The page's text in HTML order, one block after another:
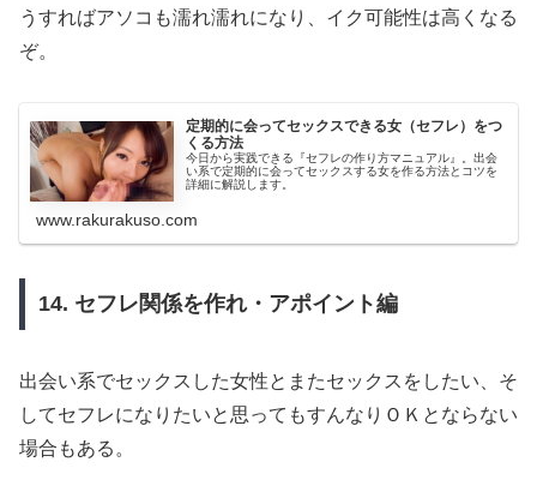
うすればアソコも濡れ濡れになり、イク可能性は高くなる
ぞ。
定期的に会ってセックスできる女（セフレ）をつ
くる方法
今日から実践できる『セフレの作り方マニュアル』。出会
い系で定期的に会ってセックスする女を作る方法とコツを
詳細に解説します。
www.rakurakuso.com
14. セフレ関係を作れ・アポイント編
出会い系でセックスした女性とまたセックスをしたい、そ
してセフレになりたいと思ってもすんなりＯＫとならない
場合もある。